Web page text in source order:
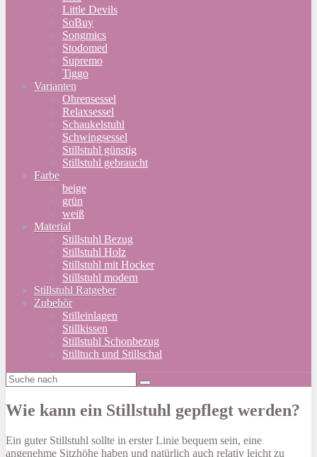
Little Devils
SoBuy
Songmics
Stodomed
Supremo
Tiggo
Varianten
Ohrensessel
Relaxsessel
Schaukelstuhl
Schwingsessel
Stillstuhl günstig
Stillstuhl gebraucht
Farbe
beige
grün
weiß
Material
Stillstuhl Bezug
Stillstuhl Holz
Stillstuhl mit Hocker
Stillstuhl modern
Stillstuhl Ratgeber
Zubehör
Stilleinlagen
Stillkissen
Stillstuhl Schonbezug
Stilltuch und Stillschal
Wie kann ein Stillstuhl gepflegt werden?
Ein guter Stillstuhl sollte in erster Linie bequem sein, eine
angenehme Sitzhöhe haben und natürlich auch relativ leicht zu